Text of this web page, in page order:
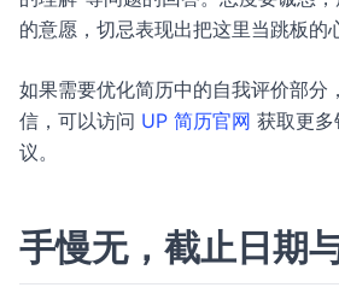
的意愿，切忌表现出把这里当跳板的
如果需要优化简历中的自我评价部分
信，可以访问 UP 简历官网 获取更
议。
手慢无，截止日期